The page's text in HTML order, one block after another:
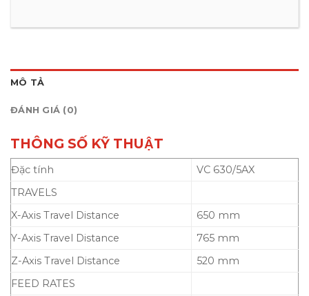
MÔ TẢ
ĐÁNH GIÁ (0)
THÔNG SỐ KỸ THUẬT
Đặc tính
VC 630/5AX
TRAVELS
X-Axis Travel Distance
650 mm
Y-Axis Travel Distance
765 mm
Z-Axis Travel Distance
520 mm
FEED RATES